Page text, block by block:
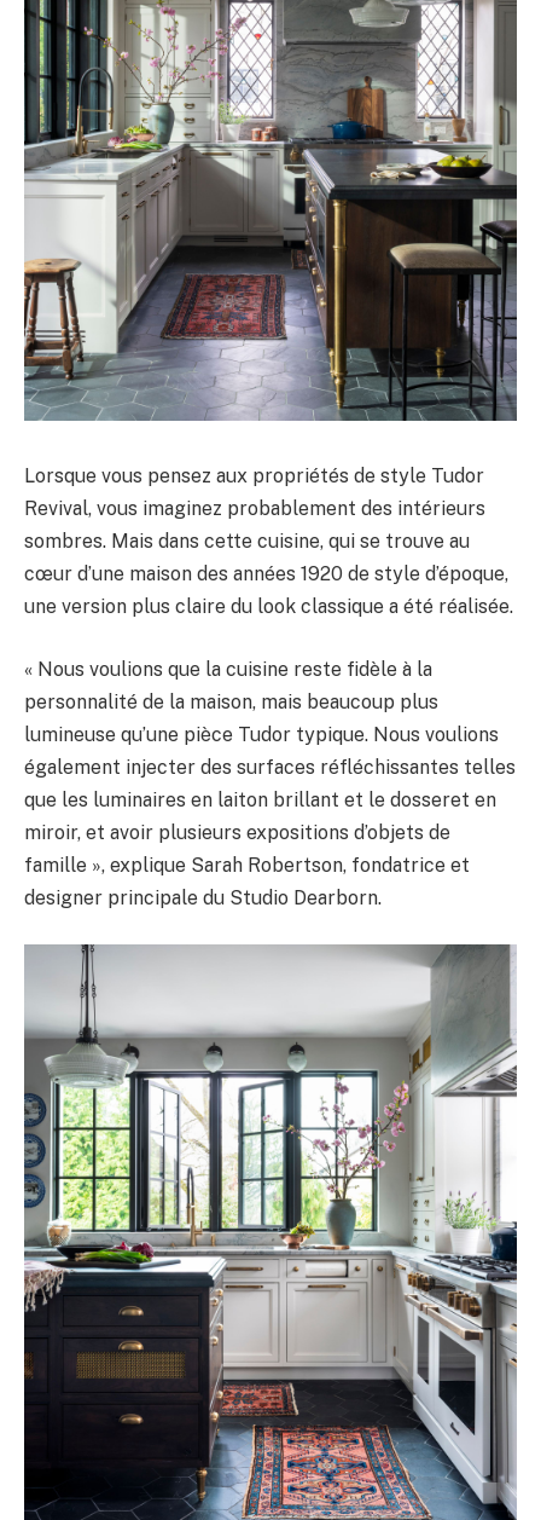
Lorsque vous pensez aux propriétés de style Tudor
Revival, vous imaginez probablement des intérieurs
sombres. Mais dans cette cuisine, qui se trouve au
cœur d’une maison des années 1920 de style d’époque,
une version plus claire du look classique a été réalisée.
« Nous voulions que la cuisine reste fidèle à la
personnalité de la maison, mais beaucoup plus
lumineuse qu’une pièce Tudor typique. Nous voulions
également injecter des surfaces réfléchissantes telles
que les luminaires en laiton brillant et le dosseret en
miroir, et avoir plusieurs expositions d’objets de
famille », explique Sarah Robertson, fondatrice et
designer principale du Studio Dearborn.